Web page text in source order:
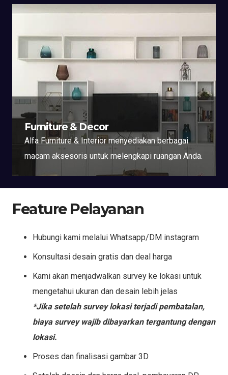
Furniture & Decor
Alfa Furniture & Interior menyediakan berbagai
macam aksesoris untuk melengkapi ruangan Anda.
Feature Pelayanan
Hubungi kami melalui Whatsapp/DM instagram
Konsultasi desain gratis dan deal harga
Kami akan menjadwalkan survey ke lokasi untuk
mengetahui ukuran dan desain lebih jelas
*Jika setelah survey lokasi terjadi pembatalan,
biaya survey wajib dibayarkan tergantung dengan
lokasi.
Proses dan finalisasi gambar 3D